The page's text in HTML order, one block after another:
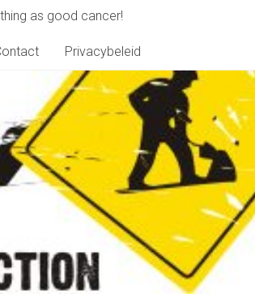
as good cancer!
Privacybeleid